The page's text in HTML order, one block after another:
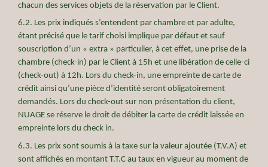
chacun des services objets de la réservation par le Client.
6.2. Les prix indiqués s’entendent par chambre et par adulte,
étant précisé que le tarif choisi implique par défaut et sauf
souscription d’un « extra » particulier, à cet effet, une prise de la
chambre (check-in) par le Client à 15h et une libération de celle-ci
(check-out) à 12h. Lors du check-in, une empreinte de carte de
crédit ainsi qu’une pièce d’identité seront obligatoirement
demandés. Lors du check-out sur non présentation du client,
NUAGE se réserve le droit de débiter la carte de crédit laissée en
empreinte lors du check in.
6.3. Les prix sont soumis à la taxe sur la valeur ajoutée (T.V.A) et
sont affichés en montant T.T.C au taux en vigueur au moment de